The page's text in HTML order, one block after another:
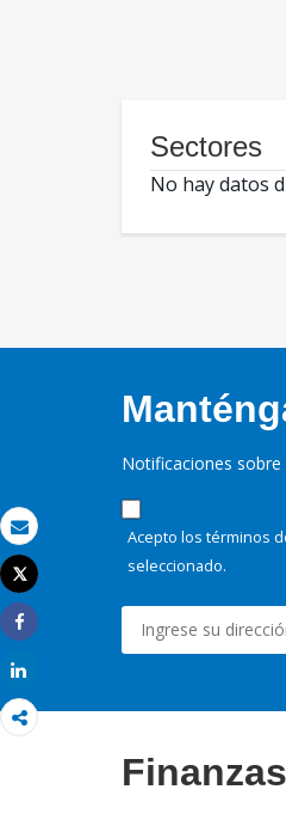
Correo electrónico
Imprimir
Tweet
Share
Sectores
No hay datos
Notificaciones
Acepto los términos
seleccionado.
Finanzas